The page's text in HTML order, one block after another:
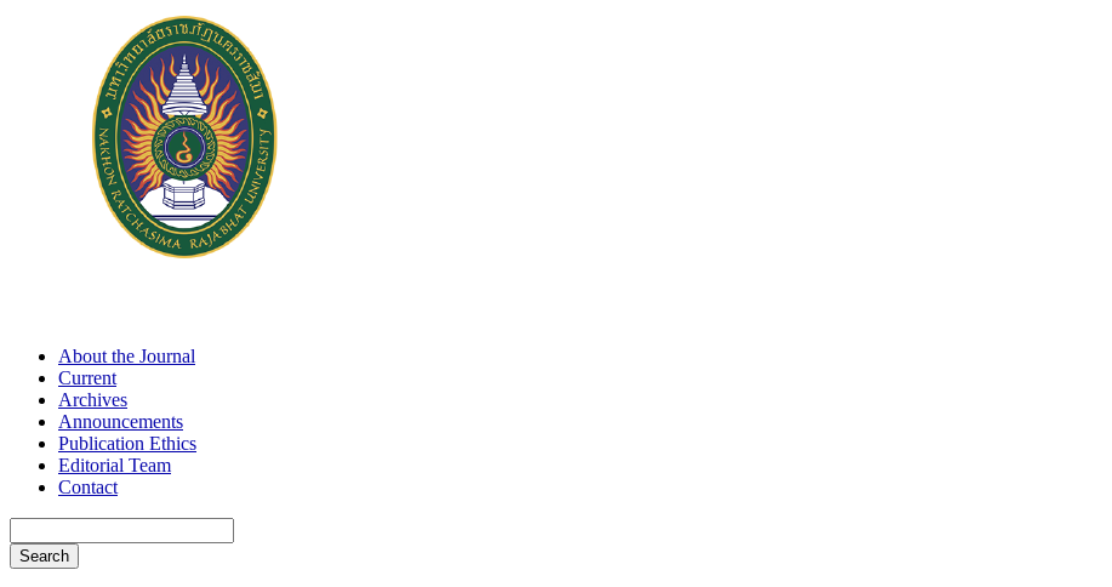
About the Journal
Current
Archives
Announcements
Publication Ethics
Editorial Team
Contact
Search